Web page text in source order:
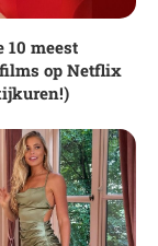
10 meest
op Netflix